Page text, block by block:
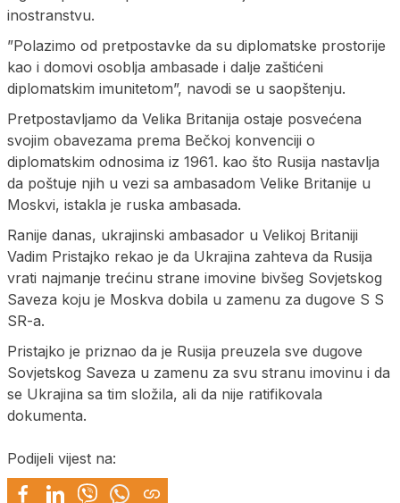
inostranstvu.
”Polazimo od pretpostavke da su diplomatske prostorije
kao i domovi osoblja ambasade i dalje zaštićeni
diplomatskim imunitetom”, navodi se u saopštenju.
Pretpostavljamo da Velika Britanija ostaje posvećena
svojim obavezama prema Bečkoj konvenciji o
diplomatskim odnosima iz 1961. kao što Rusija nastavlja
da poštuje njih u vezi sa ambasadom Velike Britanije u
Moskvi, istakla je ruska ambasada.
Ranije danas, ukrajinski ambasador u Velikoj Britaniji
Vadim Pristajko rekao je da Ukrajina zahteva da Rusija
vrati najmanje trećinu strane imovine bivšeg Sovjetskog
Saveza koju je Moskva dobila u zamenu za dugove S S
SR-a.
Pristajko je priznao da je Rusija preuzela sve dugove
Sovjetskog Saveza u zamenu za svu stranu imovinu i da
se Ukrajina sa tim složila, ali da nije ratifikovala
dokumenta.
Podijeli vijest na: